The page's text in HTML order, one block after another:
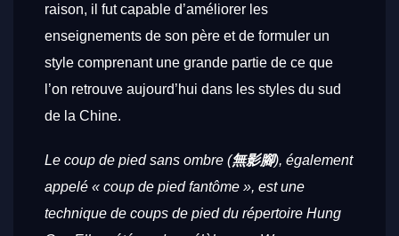
raison, il fut capable d’améliorer les
enseignements de son père et de formuler un
style comprenant une grande partie de ce que
l’on retrouve aujourd’hui dans les styles du sud
de la Chine.
Le coup de pied sans ombre (無影腳), également
appelé « coup de pied fantôme », est une
technique de coups de pied du répertoire Hung